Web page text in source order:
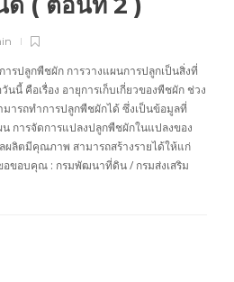
ารปลูกพืชผัก การวางแผนการปลูกเป็นสิ่งที่
นนี้ คือเรื่อง อายุการเก็บเกี่ยวของพืชผัก ช่วง
มารถทำการปลูกพืชผักได้ ซึ่งเป็นข้อมูลที่
การจัดการแปลงปลูกพืชผักในแปลงของ
ผลิตมีคุณภาพ สามารถสร้างรายได้ให้แก่
อบคุณ : กรมพัฒนาที่ดิน / กรมส่งเสริม